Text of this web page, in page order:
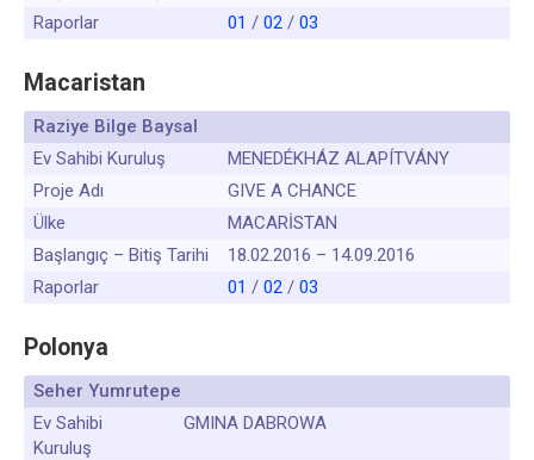
Raporlar
01 / 02 / 03
Macaristan
Raziye Bilge Baysal
Ev Sahibi Kuruluş
MENEDÉKHÁZ ALAPÍTVÁNY
Proje Adı
GIVE A CHANCE
Ülke
MACARİSTAN
Başlangıç – Bitiş Tarihi
18.02.2016 – 14.09.2016
Raporlar
01 / 02 / 03
Polonya
Seher Yumrutepe
Ev Sahibi
Kuruluş
GMINA DABROWA